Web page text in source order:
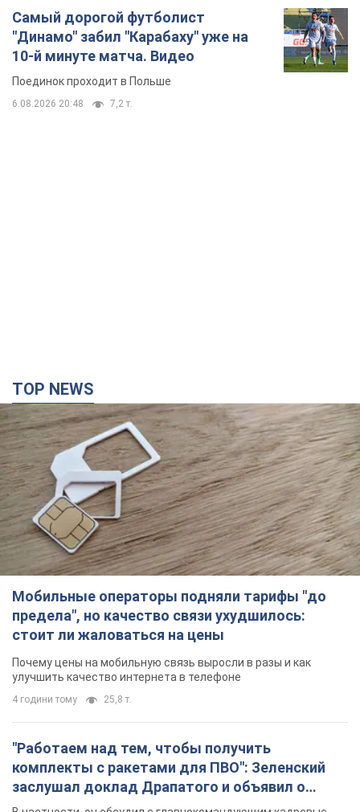
Самый дорогой футболист
"Динамо" забил "Карабаху" уже на
10-й минуте матча. Видео
Поединок проходит в Польше
6.08.2026 20:48 7,2 т.
TOP NEWS
Мобильные операторы подняли тарифы "до
предела", но качество связи ухудшилось:
стоит ли жаловаться на цены
Почему цены на мобильную связь выросли в разы и как
улучшить качество интернета в телефоне
4 години тому 25,8 т.
"Работаем над тем, чтобы получить
комплекты с ракетами для ПВО": Зеленский
заслушал доклад Драпатого и объявил о
новых мерах